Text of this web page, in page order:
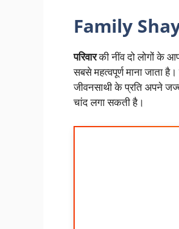
Family
परिवारकी नींव दो लोगों के
सबसे महत्वपूर्ण माना जाता
जीवनसाथी के प्रति अपने
चांद लगा सकती है।